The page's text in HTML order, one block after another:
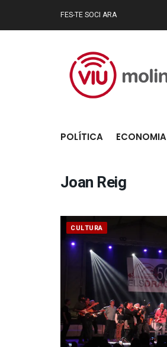
FES-TE SOCI ARA
POLÍTICA ECONOMIA
Joan Reig
CULTURA